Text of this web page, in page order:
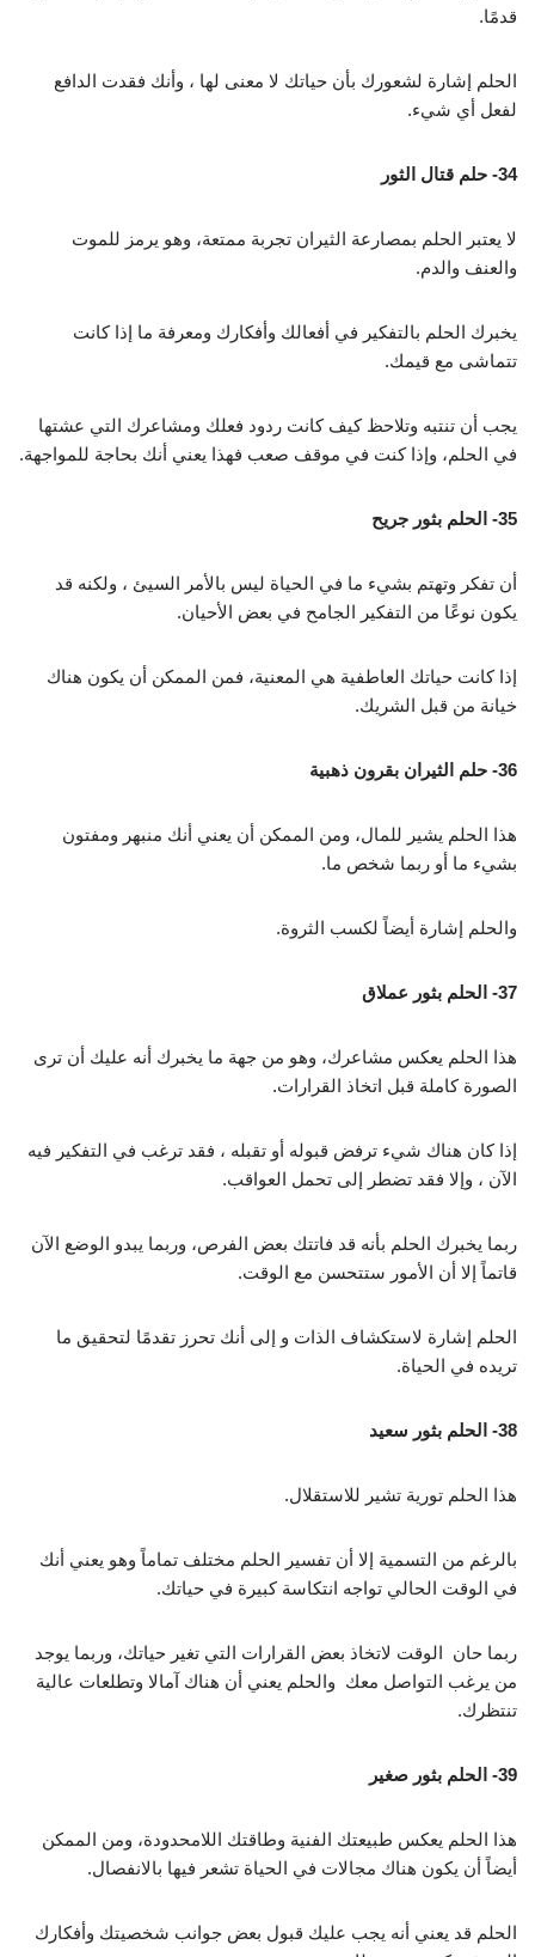
قدمًا.
الحلم إشارة لشعورك بأن حياتك لا معنى لها ، وأنك فقدت الدافع
لفعل أي شيء.
34- حلم قتال الثور
لا يعتبر الحلم بمصارعة الثيران تجربة ممتعة، وهو يرمز للموت
والعنف والدم.
يخبرك الحلم بالتفكير في أفعالك وأفكارك ومعرفة ما إذا كانت
تتماشى مع قيمك.
يجب أن تنتبه وتلاحظ كيف كانت ردود فعلك ومشاعرك التي عشتها
في الحلم، وإذا كنت في موقف صعب فهذا يعني أنك بحاجة للمواجهة.
35- الحلم بثور جريح
أن تفكر وتهتم بشيء ما في الحياة ليس بالأمر السيئ ، ولكنه قد
يكون نوعًا من التفكير الجامح في بعض الأحيان.
إذا كانت حياتك العاطفية هي المعنية، فمن الممكن أن يكون هناك
خيانة من قبل الشريك.
36- حلم الثيران بقرون ذهبية
هذا الحلم يشير للمال، ومن الممكن أن يعني أنك منبهر ومفتون
بشيء ما أو ربما شخص ما.
والحلم إشارة أيضاً لكسب الثروة.
37- الحلم بثور عملاق
هذا الحلم يعكس مشاعرك، وهو من جهة ما يخبرك أنه عليك أن ترى
الصورة كاملة قبل اتخاذ القرارات.
إذا كان هناك شيء ترفض قبوله أو تقبله ، فقد ترغب في التفكير فيه
الآن ، وإلا فقد تضطر إلى تحمل العواقب.
ربما يخبرك الحلم بأنه قد فاتتك بعض الفرص، وربما يبدو الوضع الآن
قاتماً إلا أن الأمور ستتحسن مع الوقت.
الحلم إشارة لاستكشاف الذات و إلى أنك تحرز تقدمًا لتحقيق ما
تريده في الحياة.
38- الحلم بثور سعيد
هذا الحلم تورية تشير للاستقلال.
بالرغم من التسمية إلا أن تفسير الحلم مختلف تماماً وهو يعني أنك
في الوقت الحالي تواجه انتكاسة كبيرة في حياتك.
ربما حان الوقت لاتخاذ بعض القرارات التي تغير حياتك، وربما يوجد
من يرغب التواصل معك والحلم يعني أن هناك آمالا وتطلعات عالية
تنتظرك.
39- الحلم بثور صغير
هذا الحلم يعكس طبيعتك الفنية وطاقتك اللامحدودة، ومن الممكن
أيضاً أن يكون هناك مجالات في الحياة تشعر فيها بالانفصال.
الحلم قد يعني أنه يجب عليك قبول بعض جوانب شخصيتك وأفكارك